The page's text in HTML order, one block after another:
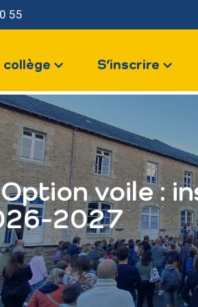
55
collège S’inscrire
contacter
Option voile :
2027
LE COLLÈGE
S’INSCRIRE
VIE AU COLLÈGE
VOTRE ESPACE
NOUS